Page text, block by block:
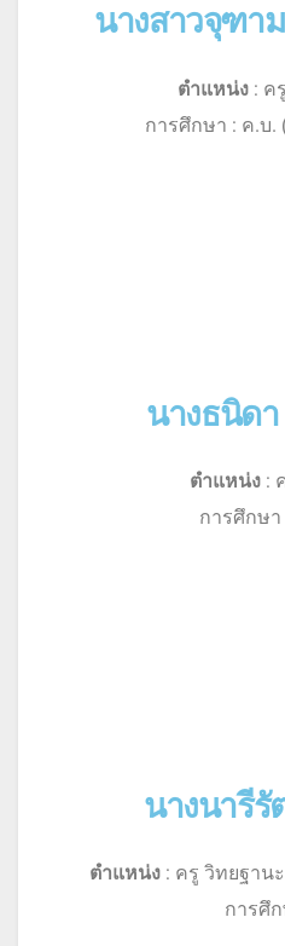
นางสาวจุฑา
ตำแหน่ง: ค
การศึกษา : ค.บ
นางธนิด
ตำแหน่ง :
การศึกษา
นางนารีรั
ตำแหน่ง: ครู วิทยฐาน
การศึ